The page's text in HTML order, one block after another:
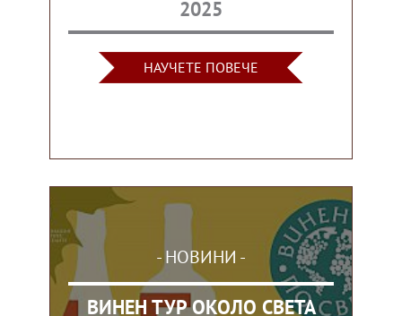
2025
НАУЧЕТЕ ПОВЕЧЕ
- НОВИНИ -
ВИНЕН ТУР ОКОЛО СВЕТА